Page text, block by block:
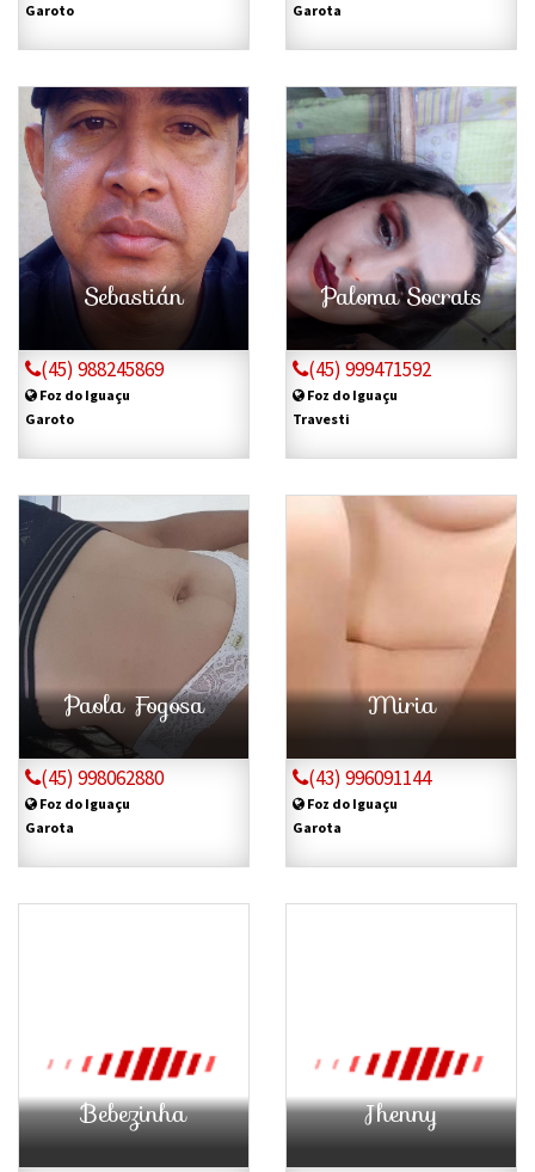
Garoto
Garota
Sebastián
(45) 988245869
Foz do Iguaçu
Garoto
Paloma Socrats
(45) 999471592
Foz do Iguaçu
Travesti
Paola Fogosa
(45) 998062880
Foz do Iguaçu
Garota
Miria
(43) 996091144
Foz do Iguaçu
Garota
Bebezinha Jhenny